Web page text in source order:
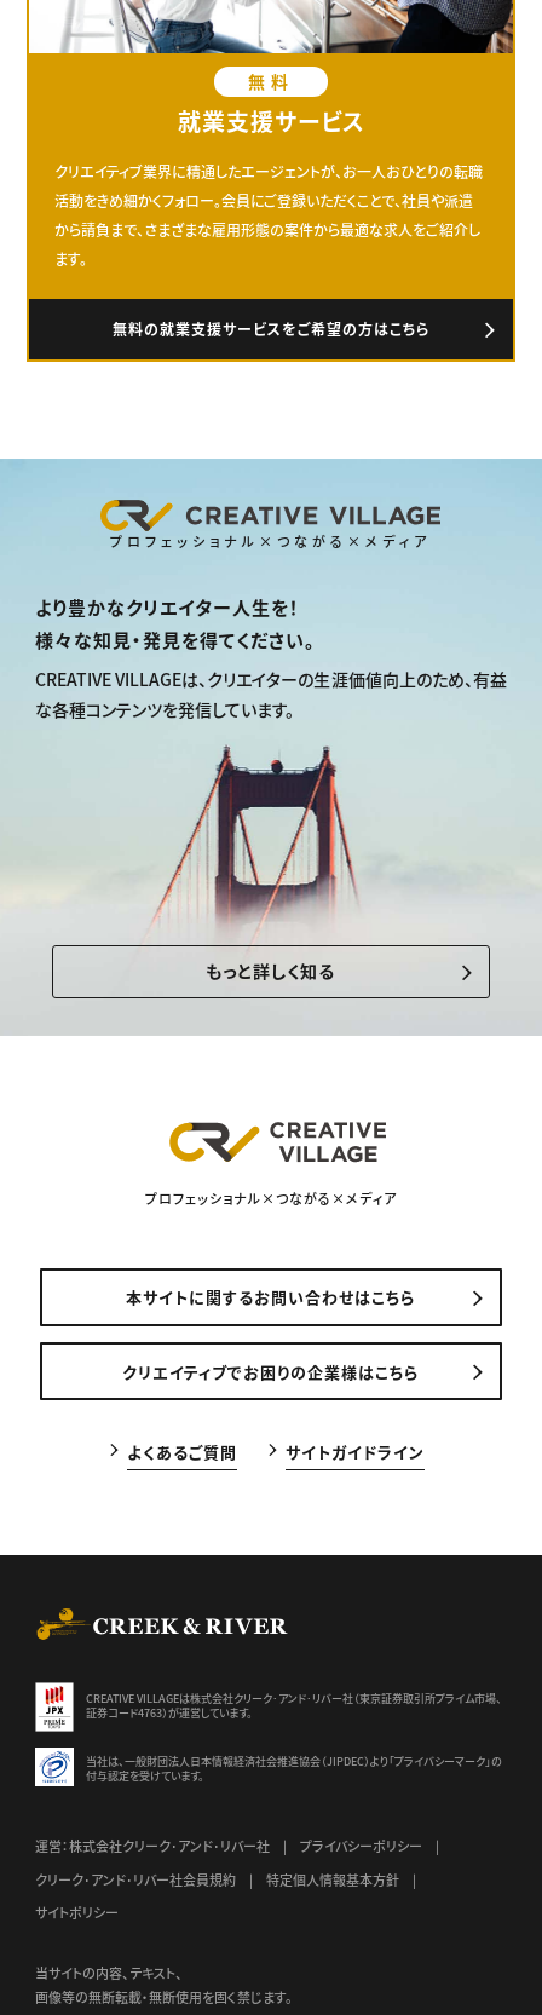
無料
就業支援サービス
クリエイティブ業界に精通したエージェントが、お一人おひとりの転職
活動をきめ細かくフォロー。会員にご登録いただくことで、社員や派遣
から請負まで、さまざまな雇用形態の案件から最適な求人をご紹介し
ます。
無料の就業支援サービスをご希望の方はこちら
プロフェッショナル×つながる×メディア
より豊かなクリエイター人生を！
様々な知見・発見を得てください。
CREATIVE VILLAGEは、クリエイターの生涯価値向上のため、有益
な各種コンテンツを発信しています。
もっと詳しく知る
プロフェッショナル×つながる×メディア
本サイトに関するお問い合わせはこちら
クリエイティブでお困りの企業様はこちら
よくあるご質問 サイトガイドライン
CREATIVE VILLAGEは株式会社クリーク･アンド･リバー社（東京証券取引所プライム市場、
証券コード4763）が運営しています。
当社は、一般財団法人日本情報経済社会推進協会（JIPDEC）より 「プライバシーマーク」の
付与認定を受けています。
運営：株式会社クリーク･アンド･リバー社
プライバシーポリシー
クリーク･アンド･リバー社会員規約
特定個人情報基本方針
サイトポリシー
当サイトの内容、テキスト、
画像等の無断転載・無断使用を固く禁じます。